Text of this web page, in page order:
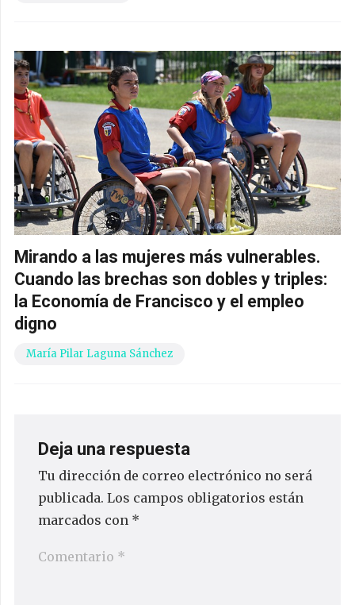
Mirando a las mujeres más vulnerables.
Cuando las brechas son dobles y triples:
la Economía de Francisco y el empleo
digno
María Pilar Laguna Sánchez
Deja una respuesta
Tu dirección de correo electrónico no será
publicada. Los campos obligatorios están
marcados con *